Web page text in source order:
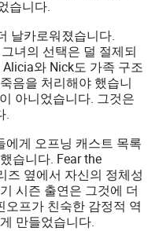
습니다.
날카로워졌습니다.
녀의 선택은 덜 절제되
와 Nick도 가족 구조
음을 처리해야 했습니
아니었습니다. 그것은
.
게 오프닝 캐스트 목록
습니다. Fear the
즈 옆에서 자신의 정체성
시즌 출연은 그것에 더
프가 친숙한 감정적 역
만들었습니다.